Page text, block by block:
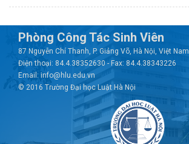
Phòng Công Tác Sinh Viên
87 Nguyễn Chí Thanh, P. Giảng Võ, Hà Nội, Việt Nam
Điện thoại: 84.4.38352630 - Fax: 84.4.38343226
Email: info@hlu.edu.vn
© 2016 Trường Đại học Luật Hà Nội